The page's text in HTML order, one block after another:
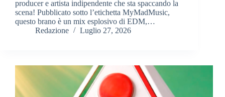
producer e artista indipendente che sta spaccando la
scena! Pubblicato sotto l’etichetta MyMadMusic,
questo brano è un mix esplosivo di EDM,…
Redazione
Luglio 27, 2026